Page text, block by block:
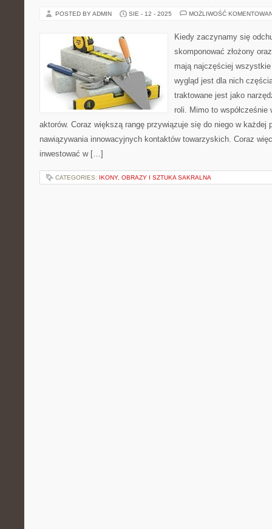
POSTED BY ADMIN SIE - 12 - 2025 MOŻLIWOŚĆ
Kiedy zaczynamy się
skomponować złożony
mają najczęściej
wygląd jest dla nich
traktowane jest jako
roli. Mimo to
aktorów. Coraz większą rangę przywiązuje się do niego w każdej
nawiązywania innowacyjnych kontaktów towarzyskich. Coraz
inwestować w […]
CATEGORIES: IKONY, OBRAZY I SZTUKA SAKRALNA